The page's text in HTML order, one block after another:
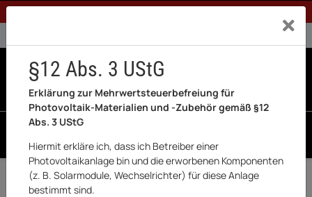
1% Rabatt bei Banküberweisung (Privatkunden)Exklusiv
Zurück S1 Serie
§12 Abs. 3 UStG
Erklärung zur Mehrwertsteuerbefreiung für
Photovoltaik-Materialien und -Zubehör gemäß §12
Abs. 3 UStG
Hiermit erkläre ich, dass ich Betreiber einer
Photovoltaikanlage bin und die erworbenen Komponenten
(z. B. Solarmodule, Wechselrichter) für diese Anlage
bestimmt sind.